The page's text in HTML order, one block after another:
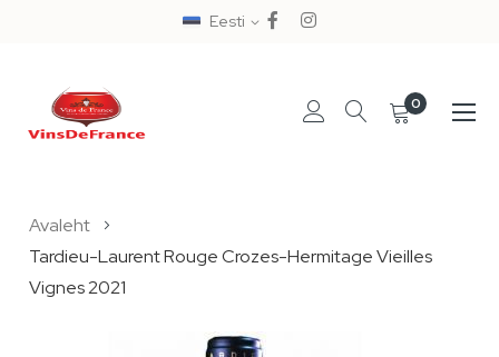
Eesti
0
to
Content
Avaleht
Tardieu-Laurent Rouge Crozes-Hermitage Vieilles
Vignes 2021